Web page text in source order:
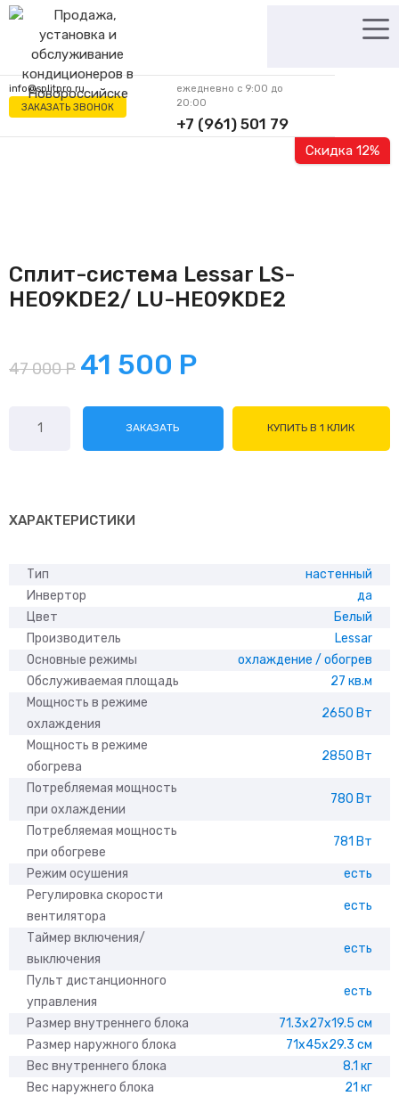
Перейти
содержимому
info@splitpro.ru
ЗАКАЗАТЬ ЗВОНОК
ежедневно с 9:00 до
20:00
+7 (961) 501 79
62
Скидка 12%
Сплит-система Lessar LS-
HE09KDE2/ LU-HE09KDE2
47 000Р 41 500 Р
товара
LU-
ЗАКАЗАТЬ КУПИТЬ В 1 КЛИК
ХАРАКТЕРИСТИКИ
Тип
настенный
Инвертор
да
Цвет
Белый
Производитель
Lessar
Основные режимы
охлаждение / обогрев
Обслуживаемая площадь
27 кв.м
Мощность в режиме
охлаждения
2650 Вт
Мощность в режиме
обогрева
2850 Вт
Потребляемая мощность
при охлаждении
780 Вт
Потребляемая мощность
при обогреве
781 Вт
Режим осушения
есть
Регулировка скорости
вентилятора
есть
Таймер включения/
выключения
есть
Пульт дистанционного
управления
есть
Размер внутреннего блока
71.3x27x19.5 см
Размер наружного блока
71x45x29.3 см
Вес внутреннего блока
8.1 кг
Вес наружнего блока
21 кг